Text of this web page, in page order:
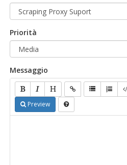
Priorità
Messaggio
Preview